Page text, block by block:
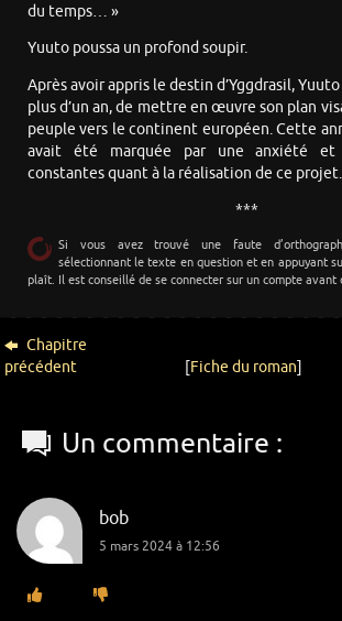
du temps… »
Yuuto poussa un profond soupir.
Après avoir appris le destin d’Yggdrasil,
plus d’un an, de mettre en œuvre son plan
peuple vers le continent européen. Cette
avait été marquée par une anxiété et
constantes quant à la réalisation de ce projet.
***
Si vous avez trouvé une faute
sélectionnant le texte en question et en appuyant
plaît. Il est conseillé de se connecter sur un compte avant
Chapitre
précédent
Fiche du roman
Un commentaire :
bob
5 mars 2024 à 12:56